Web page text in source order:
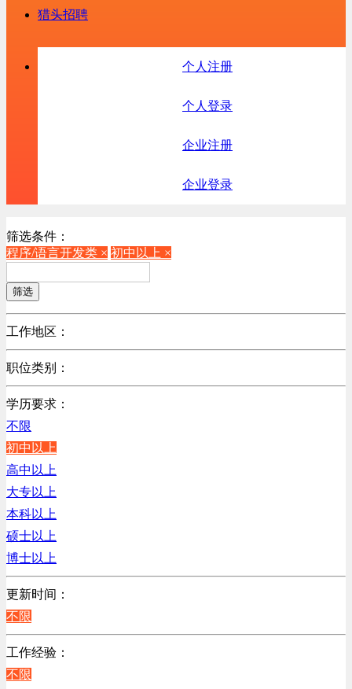
猎头招聘
个人注册
个人登录
企业注册
企业登录
筛选条件：
程序/语言开发类 × 初中以上 ×
筛选
工作地区：
不限
职位类别：
不限
机械制造/仪器仪表类
计算机硬件类
销售管理类
计算机软件类
贸易/物流/仓储/采购类
客服及凯发娱乐网址的技术支持类
高级管理类
电子/电器/半导体类
电力电气/能源/自动化
程序/语言开发类
行政/后勤/文秘类
销售类
人力资源类
学历要求：
不限
初中以上
高中以上
大专以上
本科以上
硕士以上
博士以上
更新时间：
不限
工作经验：
不限